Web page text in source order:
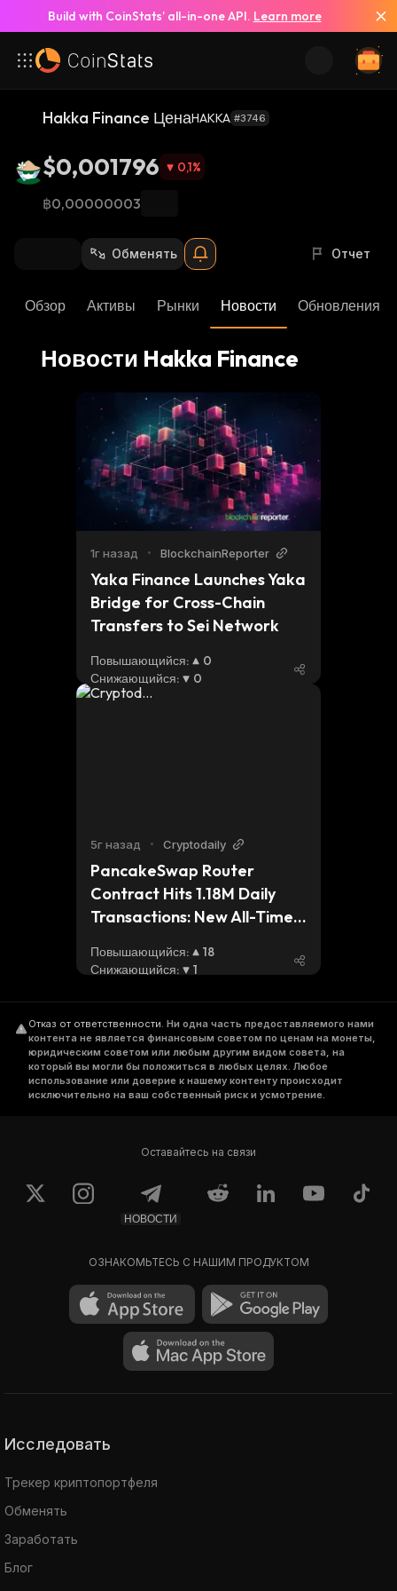
Build with CoinStats’ all-in-one API. Learn more
Hakka Finance ЦенаHAKKA #3746
$0,001796 0,1%
฿0,00000003
Обменять Отчет
Обзор Активы Рынки Новости Обновления
Новости Hakka Finance
Смотреть все новости
1г назад • BlockchainReporter
Yaka Finance Launches Yaka
Bridge for Cross-Chain
Transfers to Sei Network
Повышающийся:
0
Снижающийся: 0
5г назад • Cryptodaily
PancakeSwap Router
Contract Hits 1.18M Daily
Transactions: New All-Time-
Повышающийся:
18
Снижающийся: 1
Отказ от ответственности. Ни одна часть предоставляемого нами
контента не является финансовым советом по ценам на монеты,
юридическим советом или любым другим видом совета, на
который вы могли бы положиться в любых целях. Любое
использование или доверие к нашему контенту происходит
исключительно на ваш собственный риск и усмотрение.
Оставайтесь на связи
НОВОСТИ
ОЗНАКОМЬТЕСЬ С НАШИМ ПРОДУКТОМ
Исследовать
Трекер криптопортфеля
Обменять
Заработать
Блог